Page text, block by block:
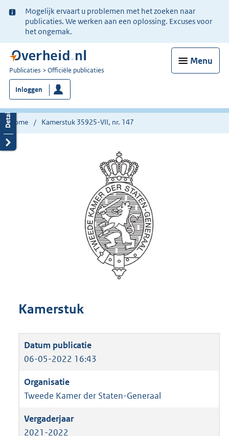
Ter
informatie:
Mogelijk ervaart u problemen met het zoeken naar
publicaties. We werken aan een oplossing. Excuses voor
het ongemak.
Menu
U
bent
nu
hier:
Publicaties Officiële publicaties
Inloggen
Home Kamerstuk 35925-VII, nr. 147
Kamerstuk
06-05-2022 16:43
Tweede Kamer der Staten-Generaal
2021-2022